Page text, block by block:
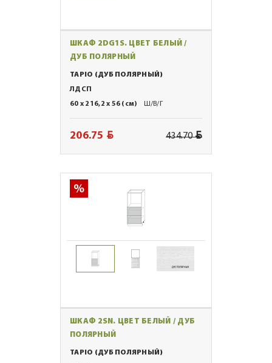
ШКАФ 2DG1S. ЦВЕТ БЕЛЫЙ /
ДУБ ПОЛЯРНЫЙ
TAPIO (ДУБ ПОЛЯРНЫЙ)
ЛДСП
60 x 216,2 x 56 (см)
Ш/В/Г
206.75 BYN 434.70BYN
ШКАФ 2SN. ЦВЕТ БЕЛЫЙ / ДУБ
ПОЛЯРНЫЙ
TAPIO (ДУБ ПОЛЯРНЫЙ)